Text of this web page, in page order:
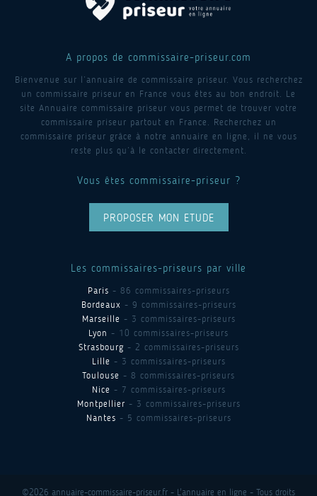
A propos de commissaire-priseur.com
Bienvenue sur l’annuaire de commissaire priseur. Vous recherchez
un commissaire priseur en France vous êtes au bon endroit. Le
site Annuaire commissaire priseur vous permet de trouver votre
commissaire priseur partout en France. Recherchez un
commissaire priseur grâce à notre annuaire en ligne, il ne vous
reste plus qu’à le contacter directement.
Vous êtes commissaire-priseur ?
PROPOSER MON ETUDE
Les commissaires-priseurs par ville
Paris - 86 commissaires-priseurs
Bordeaux - 9 commissaires-priseurs
Marseille - 3 commissaires-priseurs
Lyon - 10 commissaires-priseurs
Strasbourg - 2 commissaires-priseurs
Lille - 3 commissaires-priseurs
Toulouse - 8 commissaires-priseurs
Nice - 7 commissaires-priseurs
Montpellier - 3 commissaires-priseurs
Nantes - 5 commissaires-priseurs
©2026 annuaire-commissaire-priseur.fr - L'annuaire en ligne - Tous droits